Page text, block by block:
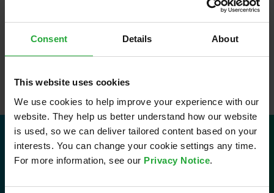
Consent Details About
This website uses cookies
We use cookies to help improve your experience with our
website. They help us better understand how our website
is used, so we can deliver tailored content based on your
interests. You can change your cookie settings any time.
For more information, see our Privacy Notice.
Weiterlesen
Kontakt